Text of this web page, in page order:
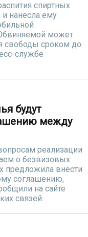
спиртных
нанесла ему
может
свободы сроком до
службе
будут
между
реализации
о безвизовых
предложила внести
соглашению,
на сайте
связей.